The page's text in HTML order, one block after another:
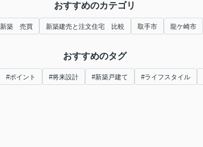
おすすめのカテゴリ
新築 売買 新築建売と注文住宅 比較 取手市 龍ケ崎市
おすすめのタグ
#ポイント #将来設計 #新築戸建て #ライフスタイル